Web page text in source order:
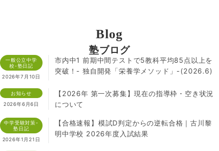
Blog
塾ブログ
一般公立中学
校-塾日記
2026年7月10日
市内中1 前期中間テストで5教科平均85点以上を
突破！- 独自開発「栄養学メソッド」-(2026.6)
お知らせ
2026年6月6日
【2026年 第一次募集】現在の指導枠・空き状況
について
中学受験対策-
塾日記
2026年1月21日
【合格速報】模試D判定からの逆転合格｜古川黎
明中学校 2026年度入試結果